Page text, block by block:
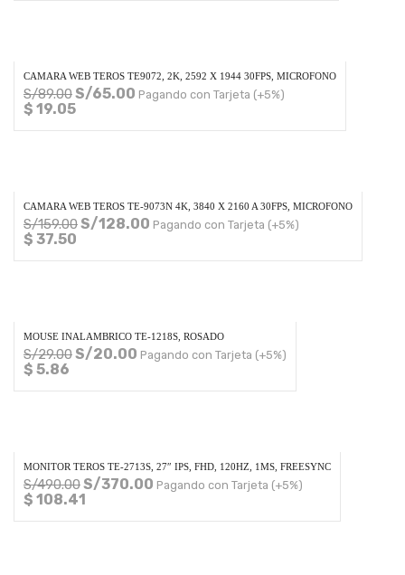
CAMARA WEB TEROS TE9072, 2K, 2592 X 1944 30FPS, MICROFONO
S/89.00S/65.00 Pagando con Tarjeta (+5%)
$ 19.05
CAMARA WEB TEROS TE-9073N 4K, 3840 X 2160 A 30FPS, MICROFONO
S/159.00S/128.00 Pagando con Tarjeta (+5%)
$ 37.50
MOUSE INALAMBRICO TE-1218S, ROSADO
S/29.00S/20.00 Pagando con Tarjeta (+5%)
$ 5.86
MONITOR TEROS TE-2713S, 27″ IPS, FHD, 120HZ, 1MS, FREESYNC
S/490.00S/370.00 Pagando con Tarjeta (+5%)
$ 108.41